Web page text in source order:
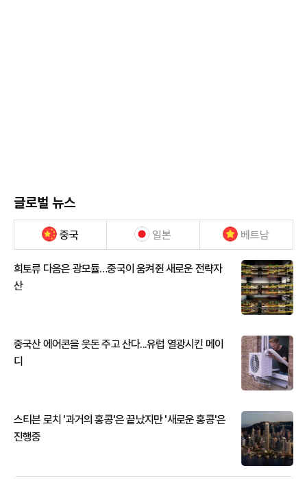
글로벌 뉴스
중국 일본 베트남
희토류 다음은 광모듈…중국이 움켜쥔 새로운 전략자
산
중국산 에어콘을 웃돈 주고 산다...유럽 열광시킨 메이
디
스티븐 로치 '과거의 홍콩'은 끝났지만 '새로운 홍콩'은
진행중